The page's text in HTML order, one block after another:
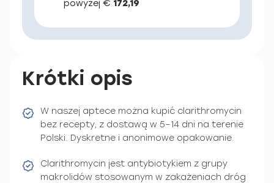
powyżej € 172,19
Krótki opis
W naszej aptece można kupić clarithromycin
bez recepty, z dostawą w 5–14 dni na terenie
Polski. Dyskretne i anonimowe opakowanie.
Clarithromycin jest antybiotykiem z grupy
makrolidów stosowanym w zakażeniach dróg